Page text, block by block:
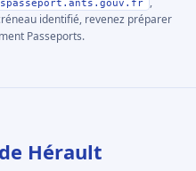
identifié, revenez préparer
Passeports.
Hérault